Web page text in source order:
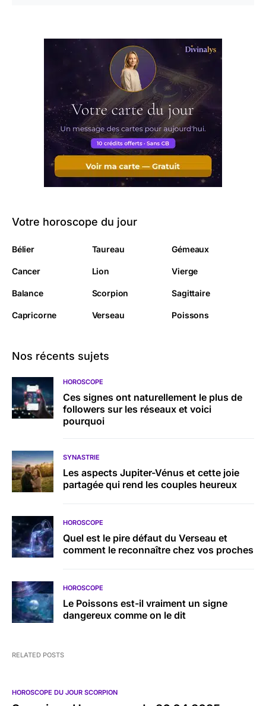
Votre horoscope du jour
Bélier Taureau Gémeaux
Cancer Lion Vierge
Balance Scorpion Sagittaire
Capricorne Verseau Poissons
Nos récents sujets
HOROSCOPE
Ces signes ont naturellement le plus de
followers sur les réseaux et voici
pourquoi
SYNASTRIE
Les aspects Jupiter-Vénus et cette joie
partagée qui rend les couples heureux
HOROSCOPE
Quel est le pire défaut du Verseau et
comment le reconnaître chez vos proches
HOROSCOPE
Le Poissons est-il vraiment un signe
dangereux comme on le dit
RELATED POSTS
HOROSCOPE DU JOUR SCORPION